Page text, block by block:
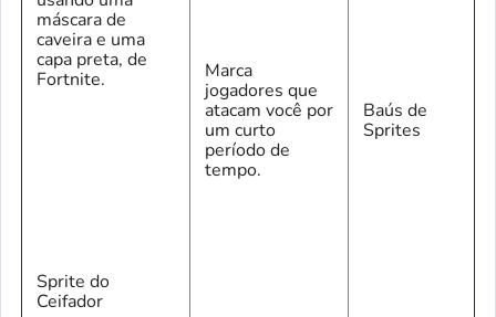
Sprite do
Ceifador
Marca
jogadores que
atacam você por
um curto
período de
tempo.
Baús de
Sprites